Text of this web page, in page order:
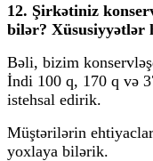
12. Şirkətiniz
bilər? Xüsusiyyətlər
Bəli, bizim
İndi 100 q, 170 q və
istehsal edirik.
Müştərilərin
yoxlaya bilərik.